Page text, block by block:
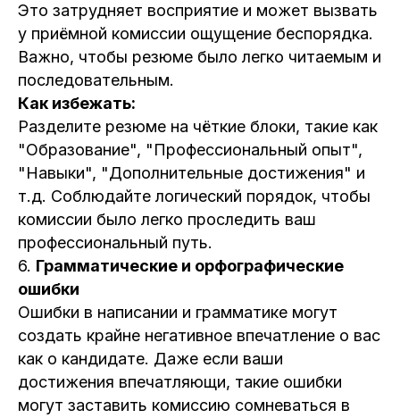
Это затрудняет восприятие и может вызвать
у приёмной комиссии ощущение беспорядка.
Важно, чтобы резюме было легко читаемым и
последовательным.
Как избежать:
Разделите резюме на чёткие блоки, такие как
"Образование", "Профессиональный опыт",
"Навыки", "Дополнительные достижения" и
т.д. Соблюдайте логический порядок, чтобы
комиссии было легко проследить ваш
профессиональный путь.
6. Грамматические и орфографические
ошибки
Ошибки в написании и грамматике могут
создать крайне негативное впечатление о вас
как о кандидате. Даже если ваши
достижения впечатляющи, такие ошибки
могут заставить комиссию сомневаться в